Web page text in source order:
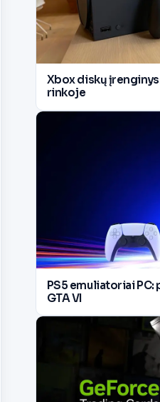
Xbox diskų
rinkoje
PS5 emuliatoriai PC:
GTA VI